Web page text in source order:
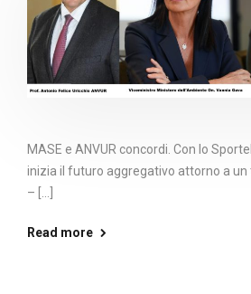
MASE e ANVUR concordi. Con lo
inizia il futuro aggregativo attorno a un
– [...]
Read more